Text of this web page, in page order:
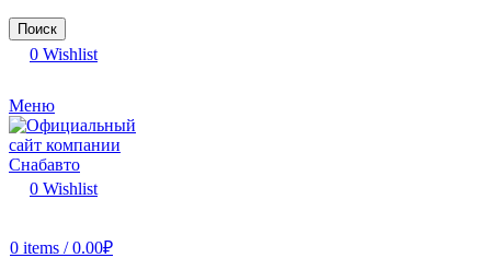
Поиск
0 Wishlist
Меню
0 Wishlist
0 items / 0.00₽